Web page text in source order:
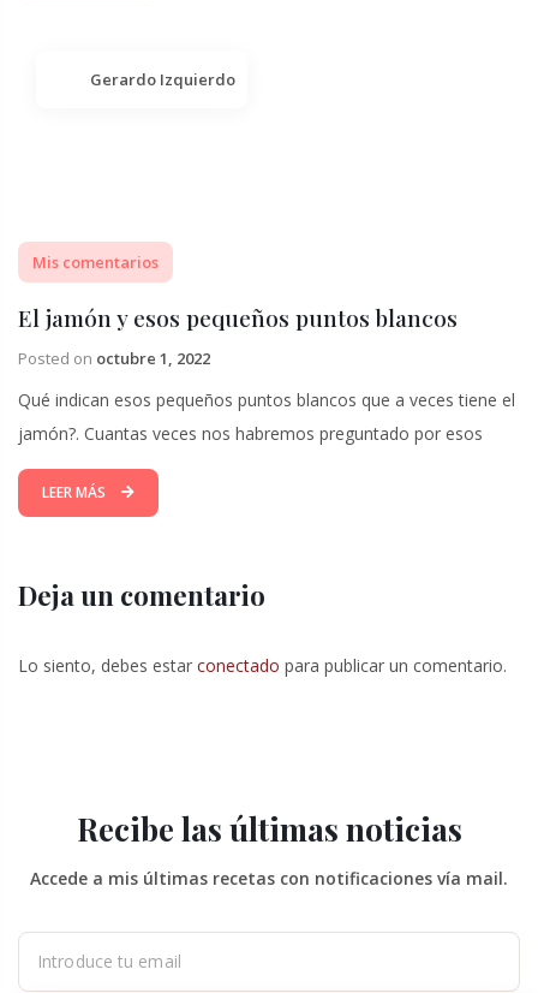
Gerardo Izquierdo
Mis comentarios
El jamón y esos pequeños puntos blancos
Posted on octubre 1, 2022
Qué indican esos pequeños puntos blancos que a veces tiene el
jamón?. Cuantas veces nos habremos preguntado por esos
LEER MÁS
Deja un comentario
Lo siento, debes estar conectado para publicar un comentario.
Recibe las últimas noticias
Accede a mis últimas recetas con notificaciones vía mail.